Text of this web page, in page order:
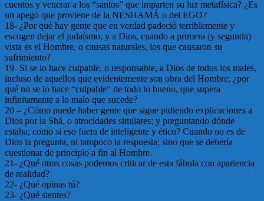
cuentos y venerar a los “santos” que imparten su luz metafísica? ¿Es
un apego que proviene de la NESHAMÁ o del EGO?
18- ¿Por qué hay gente que en verdad padeció terriblemente y
escogen dejar el judaísmo, y a Dios, cuando a primera (y segunda)
vista es el Hombre, o causas naturales, los que causaron su
sufrimiento?
19- Si se lo hace culpable, o responsable, a Dios de todos los males,
incluso de aquellos que evidentemente son obra del Hombre; ¿por
qué no se lo hace “culpable” de todo lo bueno, que supera
infinitamente a lo malo que sucede?
20 – ¿Cómo puede haber gente que sigue pidiendo explicaciones a
Dios por la Shá, o atrocidades similares; y preguntando dónde
estaba; como si eso fuera de inteligente y ético? Cuando no es de
Dios la pregunta, ni tampoco la respuesta; sino que se debería
cuestionar de principio a fin al Hombre.
21- ¿Qué otras cosas podemos criticar de esta fábula con apariencia
de realidad?
22- ¿Qué opinas tú?
23- ¿Qué sientes?